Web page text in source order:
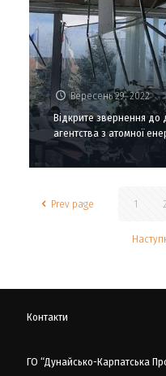
Вересень 29, 2022
Відкрите звернення
агентства з атомної
Prev page 1 2
Контакти
ГО “Дунайсько-Карпатська